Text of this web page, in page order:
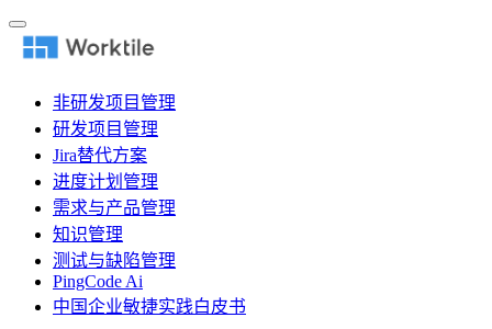
非研发项目管理
研发项目管理
Jira替代方案
进度计划管理
需求与产品管理
知识管理
测试与缺陷管理
PingCode Ai
中国企业敏捷实践白皮书